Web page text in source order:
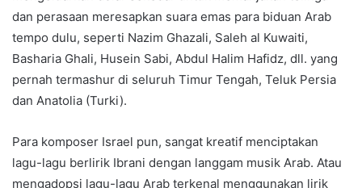
dan perasaan meresapkan suara emas para biduan Arab
tempo dulu, seperti Nazim Ghazali, Saleh al Kuwaiti,
Basharia Ghali, Husein Sabi, Abdul Halim Hafidz, dll. yang
pernah termashur di seluruh Timur Tengah, Teluk Persia
dan Anatolia (Turki).
Para komposer Israel pun, sangat kreatif menciptakan
lagu-lagu berlirik Ibrani dengan langgam musik Arab. Atau
mengadopsi lagu-lagu Arab terkenal menggunakan lirik